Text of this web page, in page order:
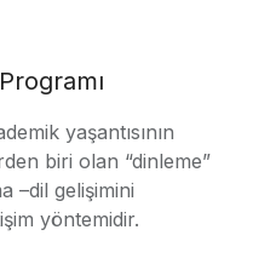
yaşantısının
biri olan “dinleme”
–dil gelişimini
yöntemidir.